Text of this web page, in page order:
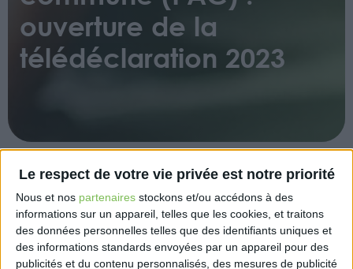
Le respect de votre vie privée est notre priorité
Nous et nos partenaires stockons et/ou accédons à des
informations sur un appareil, telles que les cookies, et traitons
des données personnelles telles que des identifiants uniques et
des informations standards envoyées par un appareil pour des
publicités et du contenu personnalisés, des mesures de publicité
ouverture de la
télédéclaration 2023
La télédéclaration pour les demandes d’aides de la
PAC pour la campagne 2023 a débuté le 1er avril
2023 et doit être effectuée en ligne avant le 15 mai
2023 sur le site : www.telepac.agriculture.gouv.fr.
Les demandes concernent plusieurs types d’aides,